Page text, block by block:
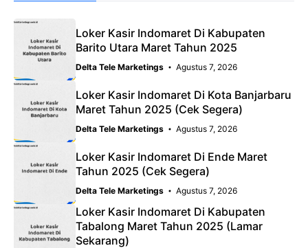
Loker Kasir Indomaret Di Kabupaten
Barito Utara Maret Tahun 2025
Delta Tele Marketings Agustus 7, 2026
Loker Kasir Indomaret Di Kota Banjarbaru
Maret Tahun 2025 (Cek Segera)
Delta Tele Marketings Agustus 7, 2026
Loker Kasir Indomaret Di Ende Maret
Tahun 2025 (Cek Segera)
Delta Tele Marketings Agustus 7, 2026
Loker Kasir Indomaret Di Kabupaten
Tabalong Maret Tahun 2025 (Lamar
Sekarang)